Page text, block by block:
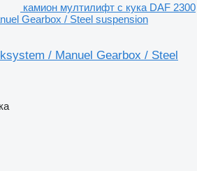
камион мултилифт с кука DAF 2300
Gearbox / Steel suspension
/ Manuel Gearbox / Steel